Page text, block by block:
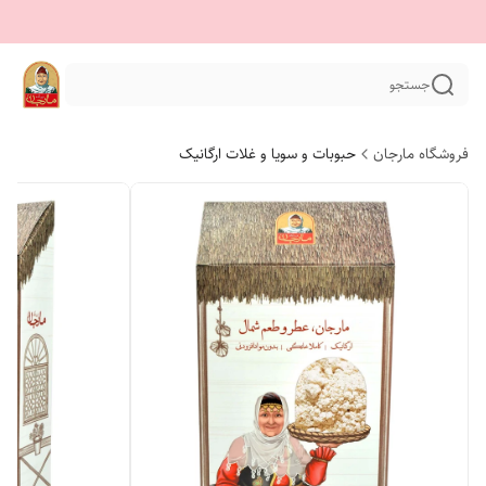
جستجو
فروشگاه مارجان حبوبات و سویا و غلات ارگانیک